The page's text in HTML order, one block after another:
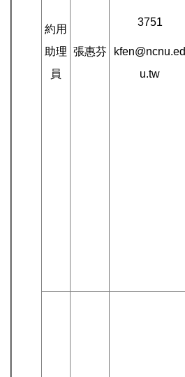
約用
助理
員
張惠芬
3751
kfen@ncnu.ed
u.tw